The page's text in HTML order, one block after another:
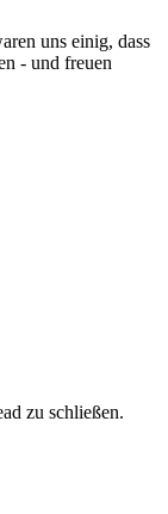
uns einig, dass
- und freuen
zu schließen.